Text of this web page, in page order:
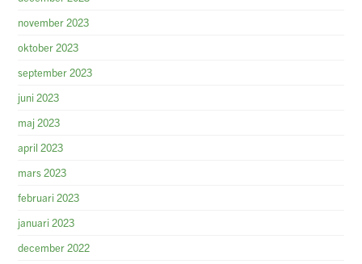
november 2023
oktober 2023
september 2023
juni 2023
maj 2023
april 2023
mars 2023
februari 2023
januari 2023
december 2022